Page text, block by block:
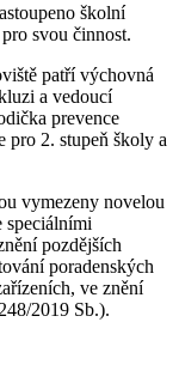
školní
svou činnost.
patří výchovná
a vedoucí
prevence
pro 2. stupeň školy a
vymezeny novelou
speciálními
pozdějších
poradenských
ve znění
2019 Sb.).